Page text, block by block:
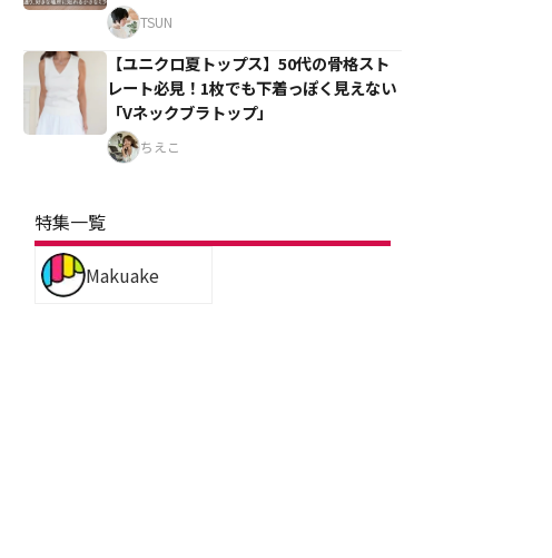
TSUN
【ユニクロ夏トップス】50代の骨格スト
レート必見！1枚でも下着っぽく見えない
「Vネックブラトップ」
ちえこ
特集一覧
Makuake